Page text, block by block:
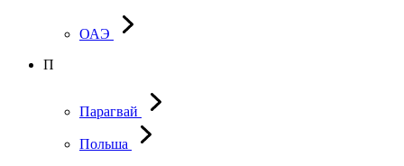
ОАЭ
П
Парагвай
Польша